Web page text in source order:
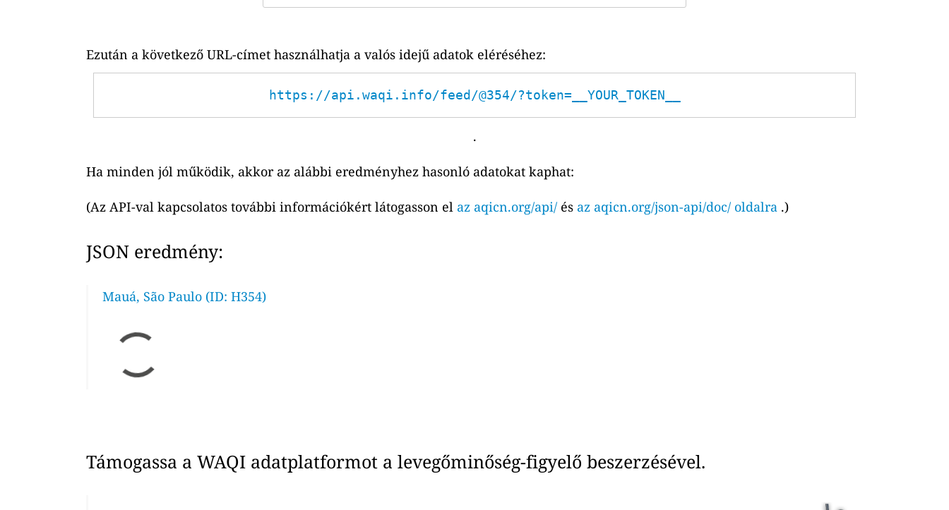
Ezután a következő URL-címet használhatja a valós idejű adatok eléréséhez:
https://api.waqi.info/feed/@354/?token=__YOUR_TOKEN__
.
Ha minden jól működik, akkor az alábbi eredményhez hasonló adatokat kaphat:
(Az API-val kapcsolatos további információkért látogasson el az aqicn.org/api/ és az aqicn.org/json-api/doc/ oldalra .)
JSON eredmény:
Mauá, São Paulo (ID: H354)
Támogassa a WAQI adatplatformot a levegőminőség-figyelő beszerzésével.